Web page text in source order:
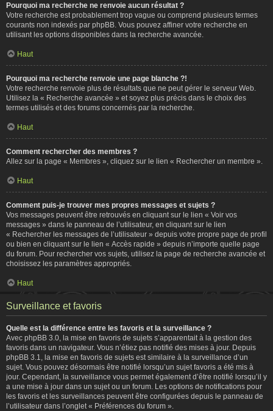
Pourquoi ma recherche ne renvoie aucun résultat ?
Votre recherche est probablement trop vague ou comprend plusieurs termes
courants non indexés par phpBB. Vous pouvez affiner votre recherche en
utilisant les options disponibles dans la recherche avancée.
Haut
Pourquoi ma recherche renvoie une page blanche ?!
Votre recherche renvoie plus de résultats que ne peut gérer le serveur Web.
Utilisez la « Recherche avancée » et soyez plus précis dans le choix des
termes utilisés et des forums concernés par la recherche.
Haut
Comment rechercher des membres ?
Allez sur la page « Membres », cliquez sur le lien « Rechercher un membre ».
Haut
Comment puis-je trouver mes propres messages et sujets ?
Vos messages peuvent être retrouvés en cliquant sur le lien « Voir vos
messages » dans le panneau de l’utilisateur, en cliquant sur le lien
« Rechercher les messages de l’utilisateur » depuis votre propre page de profil
ou bien en cliquant sur le lien « Accès rapide » depuis n’importe quelle page
du forum. Pour rechercher vos sujets, utilisez la page de recherche avancée et
choisissez les paramètres appropriés.
Haut
Surveillance et favoris
Quelle est la différence entre les favoris et la surveillance ?
Avec phpBB 3.0, la mise en favoris de sujets s’apparentait à la gestion des
favoris dans un navigateur. Vous n’étiez pas notifié des mises à jour. Depuis
phpBB 3.1, la mise en favoris de sujets est similaire à la surveillance d’un
sujet. Vous pouvez désormais être notifié lorsqu’un sujet favoris a été mis à
jour. Cependant, la surveillance vous permet également d’être notifié lorsqu’il y
a une mise à jour dans un sujet ou un forum. Les options de notifications pour
les favoris et les surveillances peuvent être configurées depuis le panneau de
l’utilisateur dans l’onglet « Préférences du forum ».